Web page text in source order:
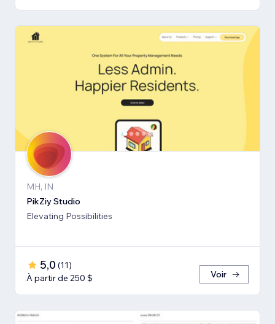
MH, IN
PikZiy Studio
Elevating Possibilities
5,0 (11)
À partir de 250 $
Voir